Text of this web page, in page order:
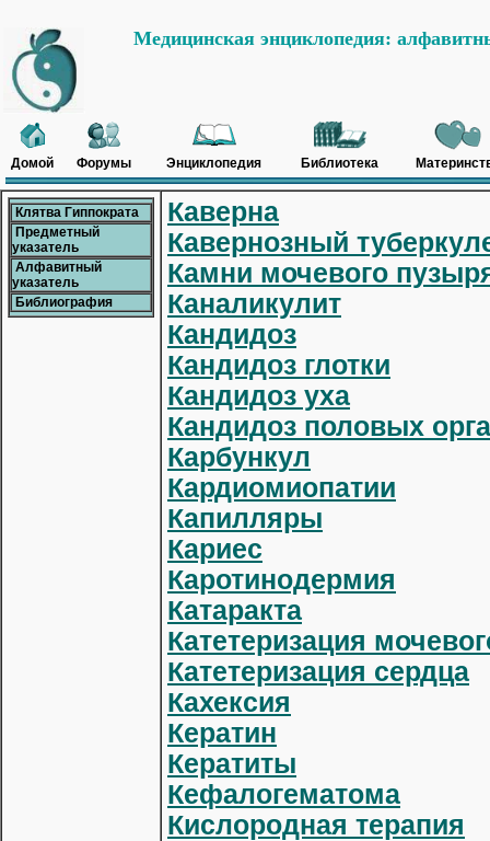
Медицинская энциклопедия:
Домой Форумы Энциклопедия Библиотека
Клятва Гиппократа
Предметный
указатель
Алфавитный
указатель
Библиография
Каверна
Кавернозный
Камни мочевого
Каналикулит
Кандидоз
Кандидоз глотки
Кандидоз уха
Кандидоз половых
Карбункул
Кардиомиопатии
Капилляры
Кариес
Каротинодермия
Катаракта
Катетеризация
Катетеризация сердца
Кахексия
Кератин
Кератиты
Кефалогематома
Кислородная терапия